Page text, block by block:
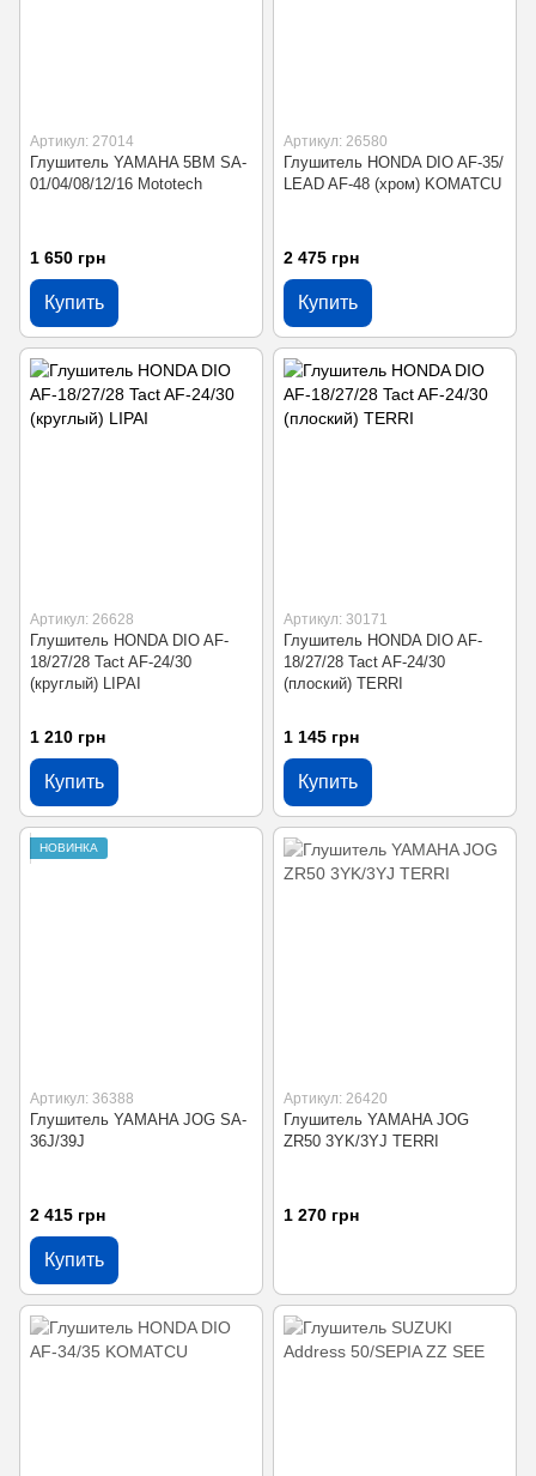
Артикул: 27014
Глушитель YAMAHA 5BM SA-
01/04/08/12/16 Mototech
1 650 грн
Купить
Артикул: 26580
Глушитель HONDA DIO AF-35/
LEAD AF-48 (хром) KOMATCU
2 475 грн
Купить
Артикул: 26628
Глушитель HONDA DIO AF-
18/27/28 Tact AF-24/30
(круглый) LIPAI
1 210 грн
Купить
Артикул: 30171
Глушитель HONDA DIO AF-
18/27/28 Tact AF-24/30
(плоский) TERRI
1 145 грн
Купить
НОВИНКА
Артикул: 36388
Глушитель YAMAHA JOG SA-
36J/39J
2 415 грн
Купить
Артикул: 26420
Глушитель YAMAHA JOG
ZR50 3YK/3YJ TERRI
1 270 грн